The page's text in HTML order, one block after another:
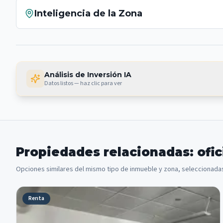
Inteligencia de la Zona
Análisis de Inversión IA
Datos listos — haz clic para ver
Propiedades relacionadas:
Opciones similares del mismo tipo de inmueble y zona,
Renta